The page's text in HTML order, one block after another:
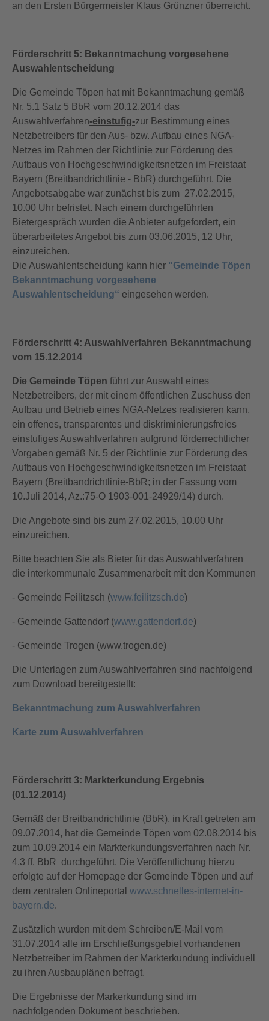
an den Ersten Bürgermeister Klaus Grünzner überreicht.
Förderschritt 5: Bekanntmachung vorgesehene
Auswahlentscheidung
Die Gemeinde Töpen hat mit Bekanntmachung gemäß
Nr. 5.1 Satz 5 BbR vom 20.12.2014 das
Auswahlverfahren-einstufig-zur Bestimmung eines
Netzbetreibers für den Aus- bzw. Aufbau eines NGA-
Netzes im Rahmen der Richtlinie zur Förderung des
Aufbaus von Hochgeschwindigkeitsnetzen im Freistaat
Bayern (Breitbandrichtlinie - BbR) durchgeführt. Die
Angebotsabgabe war zunächst bis zum 27.02.2015,
10.00 Uhr befristet. Nach einem durchgeführten
Bietergespräch wurden die Anbieter aufgefordert, ein
überarbeitetes Angebot bis zum 03.06.2015, 12 Uhr,
einzureichen.
Die Auswahlentscheidung kann hier "Gemeinde Töpen
Bekanntmachung vorgesehene
Auswahlentscheidung“ eingesehen werden.
Förderschritt 4: Auswahlverfahren Bekanntmachung
vom 15.12.2014
Die Gemeinde Töpen führt zur Auswahl eines
Netzbetreibers, der mit einem öffentlichen Zuschuss den
Aufbau und Betrieb eines NGA-Netzes realisieren kann,
ein offenes, transparentes und diskriminierungsfreies
einstufiges Auswahlverfahren aufgrund förderrechtlicher
Vorgaben gemäß Nr. 5 der Richtlinie zur Förderung des
Aufbaus von Hochgeschwindigkeitsnetzen im Freistaat
Bayern (Breitbandrichtlinie-BbR; in der Fassung vom
10.Juli 2014, Az.:75-O 1903-001-24929/14) durch.
Die Angebote sind bis zum 27.02.2015, 10.00 Uhr
einzureichen.
Bitte beachten Sie als Bieter für das Auswahlverfahren
die interkommunale Zusammenarbeit mit den Kommunen
- Gemeinde Feilitzsch (www.feilitzsch.de)
- Gemeinde Gattendorf (www.gattendorf.de)
- Gemeinde Trogen (www.trogen.de)
Die Unterlagen zum Auswahlverfahren sind nachfolgend
zum Download bereitgestellt:
Bekanntmachung zum Auswahlverfahren
Karte zum Auswahlverfahren
Förderschritt 3: Markterkundung Ergebnis
(01.12.2014)
Gemäß der Breitbandrichtlinie (BbR), in Kraft getreten am
09.07.2014, hat die Gemeinde Töpen vom 02.08.2014 bis
zum 10.09.2014 ein Markterkundungsverfahren nach Nr.
4.3 ff. BbR durchgeführt. Die Veröffentlichung hierzu
erfolgte auf der Homepage der Gemeinde Töpen und auf
dem zentralen Onlineportal www.schnelles-internet-in-
bayern.de.
Zusätzlich wurden mit dem Schreiben/E-Mail vom
31.07.2014 alle im Erschließungsgebiet vorhandenen
Netzbetreiber im Rahmen der Markterkundung individuell
zu ihren Ausbauplänen befragt.
Die Ergebnisse der Markerkundung sind im
nachfolgenden Dokument beschrieben.